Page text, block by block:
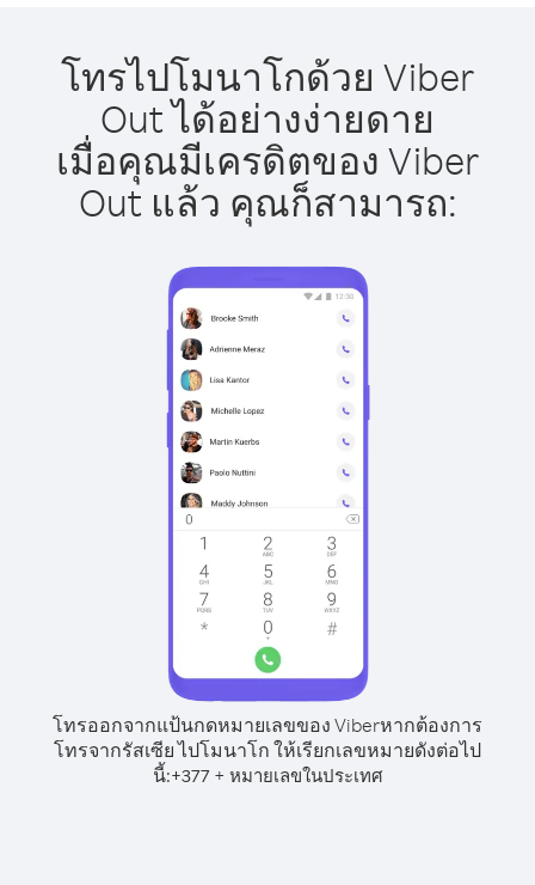
โทรไปโมนาโกด้วย Viber
Out ได้อย่างง่ายดาย
เมื่อคุณมีเครดิตของ Viber
Out แล้ว คุณก็สามารถ:
โทรออกจากแป้นกดหมายเลขของ Viberหากต้องการ
โทรจากรัสเซีย ไปโมนาโก ให้เรียกเลขหมายดังต่อไป
นี้:+377+ หมายเลขในประเทศ